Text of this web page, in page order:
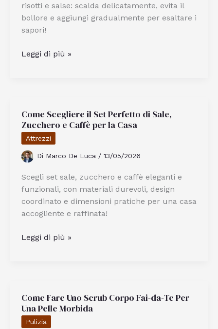
risotti e salse: scalda delicatamente, evita il
bollore e aggiungi gradualmente per esaltare i
sapori!
Come
già
pronto
per
cucinare
al
meglio
Leggi di più »
Come Scegliere il Set Perfetto di Sale,
Zucchero e Caffè per la Casa
Attrezzi
Di Marco De Luca / 13/05/2026
Scegli set sale, zucchero e caffè eleganti e
funzionali, con materiali durevoli, design
coordinato e dimensioni pratiche per una casa
accogliente e raffinata!
Come
di
Sale,
Zucchero
Leggi di più »
Come Fare Uno Scrub Corpo Fai-da-Te Per
Una Pelle Morbida
Pulizia